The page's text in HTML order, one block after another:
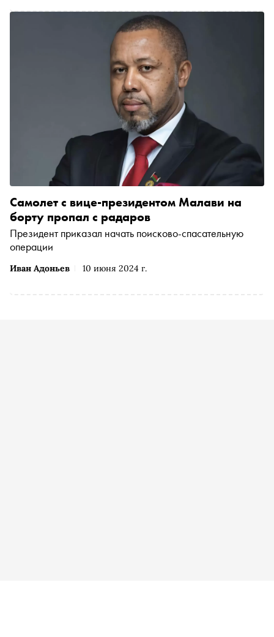
Иван Адоньев 10 июня 2024 г.
Самолет с вице-президентом Малави на
борту пропал с радаров
Президент приказал начать поисково-спасательную
операции